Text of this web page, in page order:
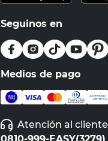
Seguinos en
Medios de pago
Atención al cliente